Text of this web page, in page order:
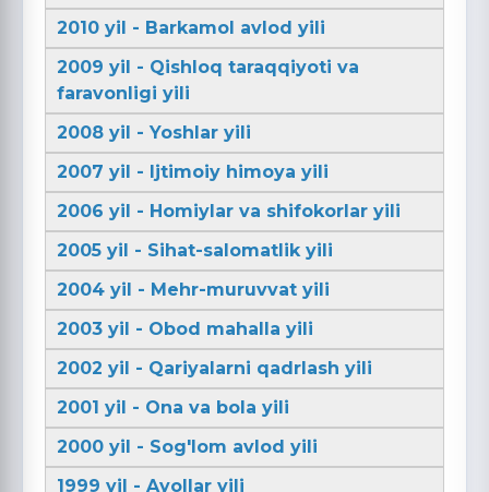
2010 yil - Barkamol avlod yili
2009 yil - Qishloq taraqqiyoti va
faravonligi yili
2008 yil - Yoshlar yili
2007 yil - Ijtimoiy himoya yili
2006 yil - Homiylar va shifokorlar yili
2005 yil - Sihat-salomatlik yili
2004 yil - Mehr-muruvvat yili
2003 yil - Obod mahalla yili
2002 yil - Qariyalarni qadrlash yili
2001 yil - Ona va bola yili
2000 yil - Sog'lom avlod yili
1999 yil - Ayollar yili